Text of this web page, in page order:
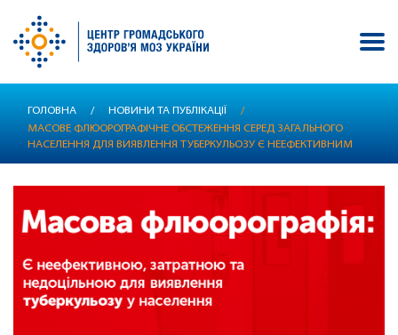
ГОЛОВНА / НОВИНИ ТА ПУБЛІКАЦІЇ
/
МАСОВЕ ФЛЮОРОГРАФІЧНЕ ОБСТЕЖЕННЯ СЕРЕД ЗАГАЛЬНОГО
НАСЕЛЕННЯ ДЛЯ ВИЯВЛЕННЯ ТУБЕРКУЛЬОЗУ Є НЕЕФЕКТИВНИМ